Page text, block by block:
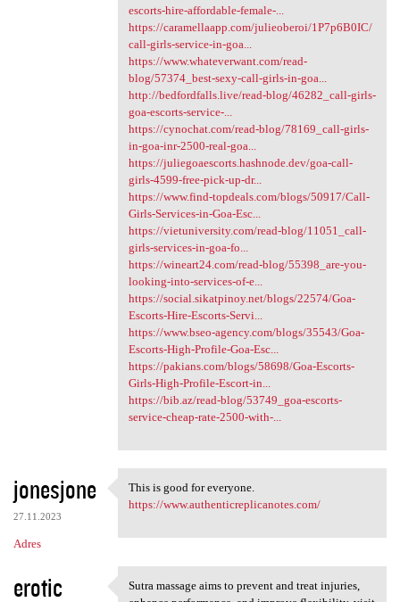
escorts-hire-affordable-female-...
https://caramellaapp.com/julieoberoi/1P7p6B0IC/
call-girls-service-in-goa...
https://www.whateverwant.com/read-
blog/57374_best-sexy-call-girls-in-goa...
http://bedfordfalls.live/read-blog/46282_call-girls-
goa-escorts-service-...
https://cynochat.com/read-blog/78169_call-girls-
in-goa-inr-2500-real-goa...
https://juliegoaescorts.hashnode.dev/goa-call-
girls-4599-free-pick-up-dr...
https://www.find-topdeals.com/blogs/50917/Call-
Girls-Services-in-Goa-Esc...
https://vietuniversity.com/read-blog/11051_call-
girls-services-in-goa-fo...
https://wineart24.com/read-blog/55398_are-you-
looking-into-services-of-e...
https://social.sikatpinoy.net/blogs/22574/Goa-
Escorts-Hire-Escorts-Servi...
https://www.bseo-agency.com/blogs/35543/Goa-
Escorts-High-Profile-Goa-Esc...
https://pakians.com/blogs/58698/Goa-Escorts-
Girls-High-Profile-Escort-in...
https://bib.az/read-blog/53749_goa-escorts-
service-cheap-rate-2500-with-...
jonesjone
27.11.2023
Adres
This is good for everyone.
This is good for everyone.
https://www.authenticreplicanotes.com/
erotic
Sutra massage aims to prevent and treat injuries,